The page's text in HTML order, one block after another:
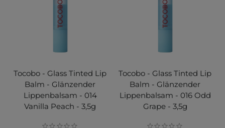
Tocobo - Glass Tinted Lip
Balm - Glänzender
Lippenbalsam - 014
Vanilla Peach - 3,5g
Tocobo - Glass Tinted Lip
Balm - Glänzender
Lippenbalsam - 016 Odd
Grape - 3,5g